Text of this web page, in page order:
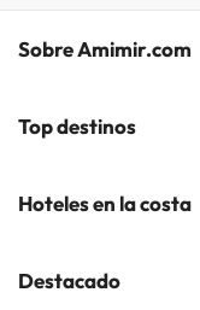
Sobre Amimir.com
¿Quiénes somos?
Gestionar mi reserva
Top destinos
Hoteles en Salou
Hoteles en Andorra la
Hoteles en la costa
Hoteles en la Costa
Destacado